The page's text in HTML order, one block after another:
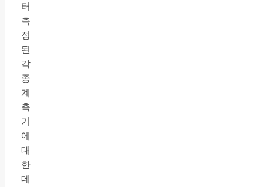
터
측
정
된
각
종
계
측
기
에
대
한
데